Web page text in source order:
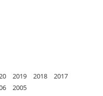
2019 2018
2017
2005